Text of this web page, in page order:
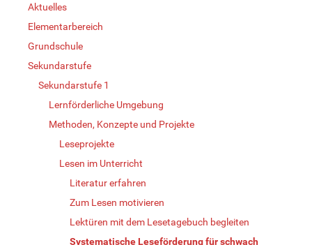
Aktuelles
Elementarbereich
Grundschule
Sekundarstufe
Sekundarstufe 1
Lernförderliche Umgebung
Methoden, Konzepte und Projekte
Leseprojekte
Lesen im Unterricht
Literatur erfahren
Zum Lesen motivieren
Lektüren mit dem Lesetagebuch begleiten
Systematische Leseförderung für schwach